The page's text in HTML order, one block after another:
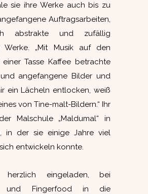
sie ihre Werke auch bis zu
Auftragsarbeiten,
abstrakte und zufällig
Werke. „Mit Musik auf den
Tasse Kaffee betrachte
angefangene Bilder und
ein Lächeln entlocken, weiß
von Tine-malt-Bildern.“ Ihr
Malschule „Maldumal“ in
in der sie einige Jahre viel
entwickeln konnte.
eingeladen, bei
und Fingerfood in die